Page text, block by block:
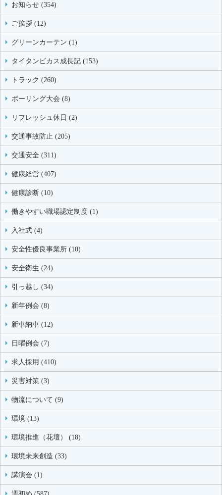
お知らせ (354)
ご挨拶 (12)
グリーンカーテン (1)
タイタンビカス成長記 (153)
トラック (260)
ボーリング大会 (8)
リフレッシュ休日 (2)
交通事故防止 (205)
交通安全 (311)
健康経営 (407)
健康診断 (10)
働きやすい職場認定制度 (1)
入社式 (4)
安全性優良事業所 (10)
安全衛生 (24)
引っ越し (34)
新年例会 (8)
新車納車 (12)
日曜例会 (7)
求人採用 (410)
災害対策 (3)
物流について (9)
環境 (13)
環境推進（花壇） (18)
環境未来創造 (33)
講演会 (1)